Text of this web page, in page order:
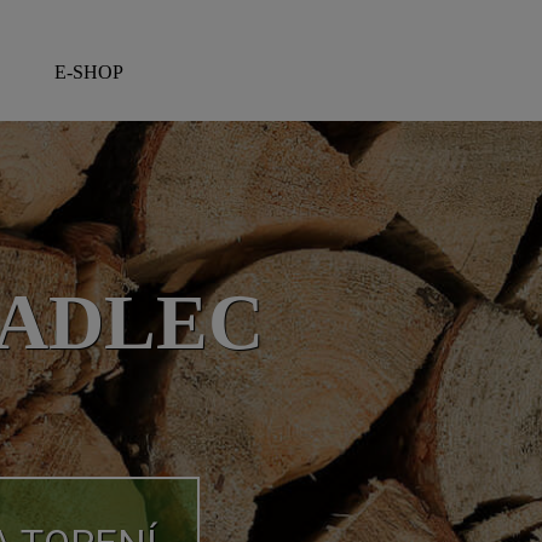
▼
E-SHOP